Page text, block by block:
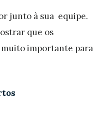
junto à sua equipe.
que os
muito importante para